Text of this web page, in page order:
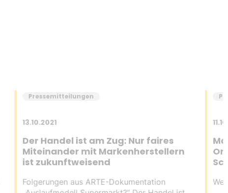
Pressemitteilungen
13.10.2021
Der Handel ist am Zug: Nur faires
Miteinander mit Markenherstellern
ist zukunftweisend
Folgerungen aus ARTE-Dokumentation